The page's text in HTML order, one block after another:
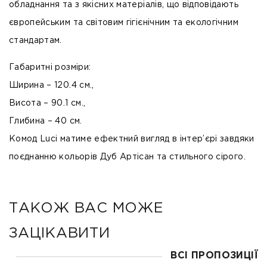
обладнання та з якісних матеріалів, що відповідають
європейським та світовим гігієнічним та екологічним
стандартам.
Габаритні розміри:
Ширина – 120.4 см.,
Висота – 90.1 см.,
Глибина – 40 см.
Комод Luci матиме ефектний вигляд в інтер’єрі завдяки
поєднанню кольорів Дуб Артісан та стильного сірого.
ТАКОЖ ВАС МОЖЕ
ЗАЦІКАВИТИ
ВСІ ПРОПОЗИЦІЇ